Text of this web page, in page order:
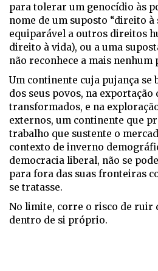
para tolerar um genocídio às
nome de um suposto “direito à
equiparável a outros direitos
direito à vida), ou a uma
não reconhece a mais nenhum
Um continente cuja pujança se
dos seus povos, na
transformados, e na
externos, um continente que
trabalho que sustente o
contexto de inverno
democracia liberal, não se
para fora das suas fronteiras
se tratasse.
No limite, corre o risco de ruir
dentro de si próprio.